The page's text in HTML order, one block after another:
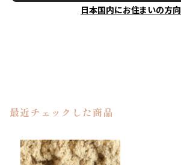
日本国内にお住まいの方
最近チェックした商品